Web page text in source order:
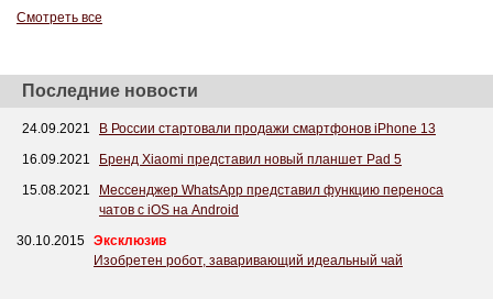
Смотреть все
Последние новости
24.09.2021
В России стартовали продажи смартфонов iPhone 13
16.09.2021
Бренд Xiaomi представил новый планшет Pad 5
15.08.2021
Мессенджер WhatsApp представил функцию переноса
чатов с iOS на Android
30.10.2015 Эксклюзив
Изобретен робот, заваривающий идеальный чай